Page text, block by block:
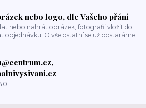
nebo logo, dle Vašeho přání
nebo nahrát obrázek, fotografii vložit do
objednávku. O vše ostatní se už postaráme.